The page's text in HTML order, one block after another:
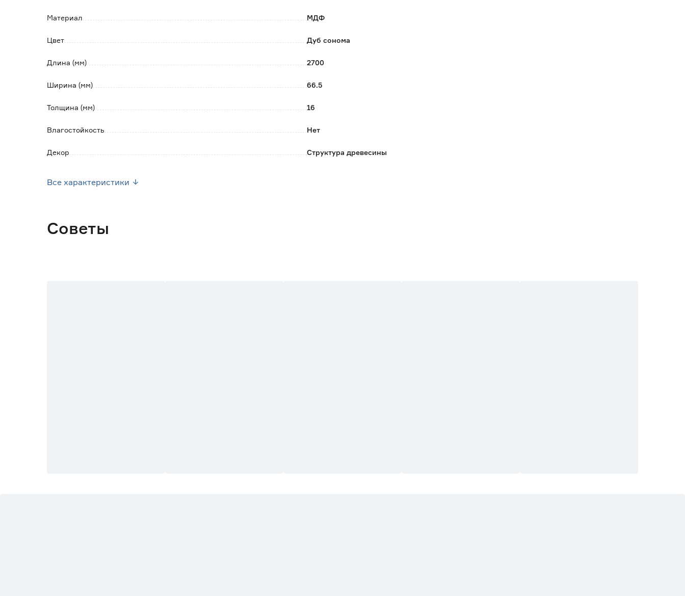
- долговечность и прочность, материал МДФ обеспечивает устойчивость к повреждениям и
Не рекомендуется клеить на обои.
Материал МДФ
Цвет Дуб сонома
Длина (мм) 2700
Ширина (мм) 66.5
Толщина (мм) 16
Влагостойкость Нет
Декор Структура древесины
Все характеристики
Советы